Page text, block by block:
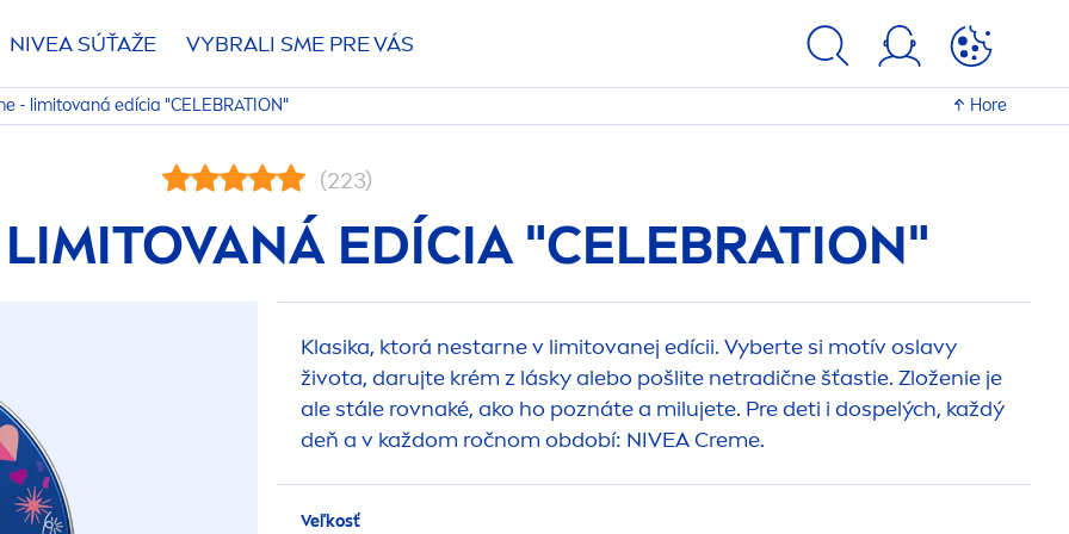
NIVEASÚŤAŽE VYBRALI SME PRE VÁS
- limitovaná edícia "CELEBRATION" Hore
(223)
EDÍCIA "CELEBRATION"
Klasika, ktorá nestarne v limitovanej edícii. Vyberte si motív oslavy
života, darujte krém z lásky alebo pošlite netradične šťastie. Zloženie je
ale stále rovnaké, ako ho poznáte a milujete. Pre deti i dospelých, každý
deň a v každom ročnom období: NIVEA Creme.
Veľkosť